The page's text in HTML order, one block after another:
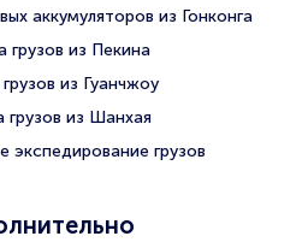
аккумуляторов из Гонконга
грузов из Пекина
из Гуанчжоу
грузов из Шанхая
грузов